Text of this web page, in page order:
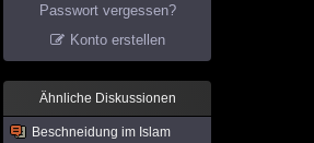
Passwort vergessen?
Konto erstellen
Ähnliche Diskussionen
Beschneidung im Islam